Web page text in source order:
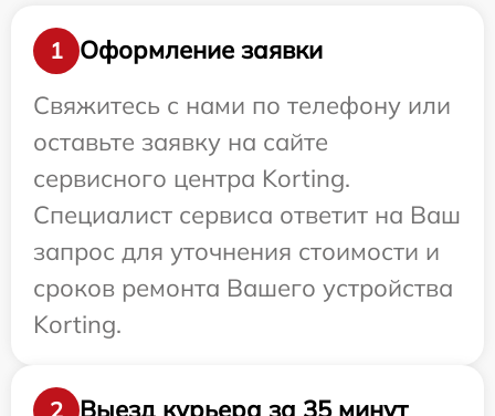
1
Оформление заявки
Свяжитесь с нами по телефону или
оставьте заявку на сайте
сервисного центра Korting.
Специалист сервиса ответит на Ваш
запрос для уточнения стоимости и
сроков ремонта Вашего устройства
Korting.
2